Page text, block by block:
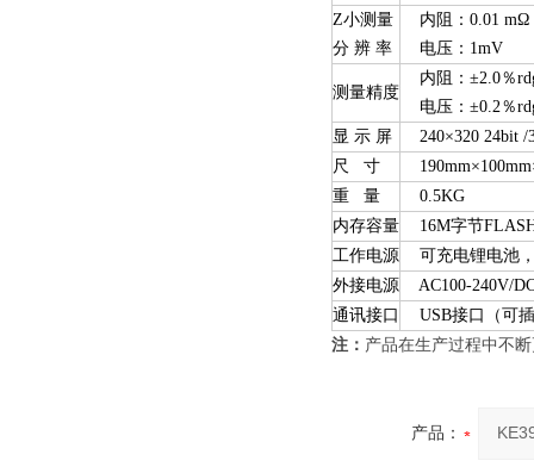
Z小测量
分 辨 率
内阻：
电压：1mV
测量精度
内阻：±2.0％
电压：±0.2％
显 示 屏
240×320 24bit /
尺 寸
重 量
0.5KG
内存容量 16M字节
工作电源 可充电锂电池
外接电源 AC100-240V/
通讯接口
USB接口（可
注： 产品在生产过程中不
产品：